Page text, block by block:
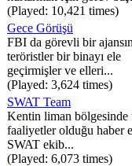
(Played: 10,421 times)
Gece Görüşü
FBI da görevli bir
teröristler bir binayı ele
geçirmişler ve elleri...
(Played: 3,624 times)
SWAT Team
Kentin liman bölgesinde
faaliyetler olduğu haber
SWAT ekib...
(Played: 6,073 times)